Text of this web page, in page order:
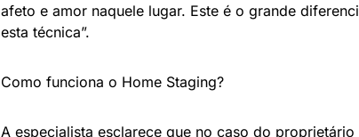
afeto e amor naquele lugar. Este é o grande
esta técnica”.
Como funciona o Home Staging?
A especialista esclarece que no caso do